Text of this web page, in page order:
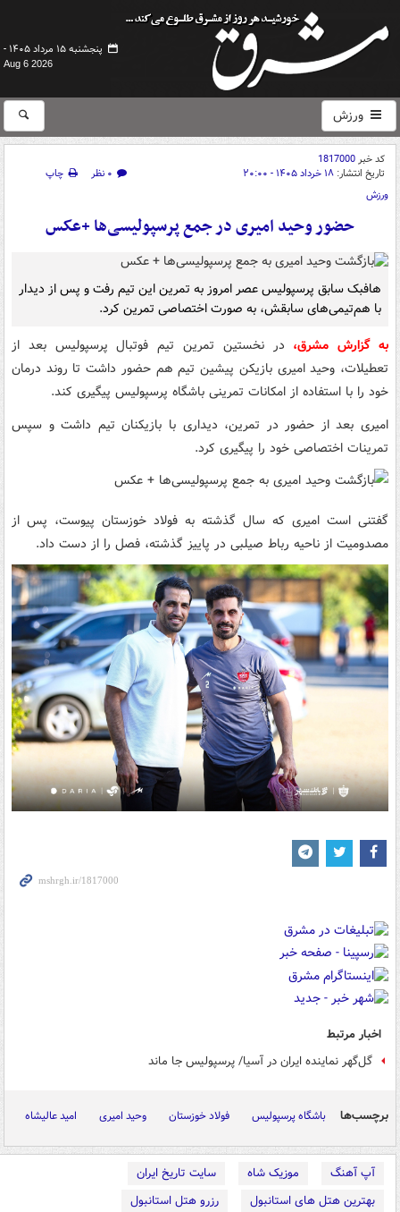
پنجشنبه ۱۵ مرداد ۱۴۰۵ -
Aug 6 2026
ورزش
کد خبر1817000
تاریخ انتشار: ۱۸ خرداد ۱۴۰۵ - ۲۰:۰۰ ۰ نظر
چاپ
ورزش
حضور وحید امیری در جمع پرسپولیسی‌ها +عکس
هافبک سابق پرسپولیس عصر امروز به تمرین این تیم رفت و پس از دیدار
با هم‌تیمی‌های سابقش، به صورت اختصاصی تمرین کرد.
به گزارش مشرق، در نخستین تمرین تیم فوتبال پرسپولیس بعد از
تعطیلات، وحید امیری بازیکن پیشین تیم هم حضور داشت تا روند درمان
خود را با استفاده از امکانات تمرینی باشگاه پرسپولیس پیگیری کند.
امیری بعد از حضور در تمرین، دیداری با بازیکنان تیم داشت و سپس
تمرینات اختصاصی خود را پیگیری کرد.
گفتنی است امیری که سال گذشته به فولاد خوزستان پیوست، پس از
مصدومیت از ناحیه رباط صیلبی در پاییز گذشته، فصل را از دست داد.
اخبار مرتبط
گل‌گهر نماینده ایران در آسیا/ پرسپولیس جا ماند
برچسب‌ها باشگاه پرسپولیس فولاد خوزستان وحید امیری امید عالیشاه
آپ آهنگ موزیک شاه
سایت تاریخ ایران
بهترین هتل های استانبول
رزرو هتل استانبول